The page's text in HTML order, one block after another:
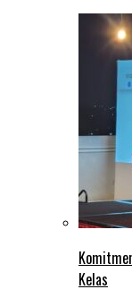
Kelas